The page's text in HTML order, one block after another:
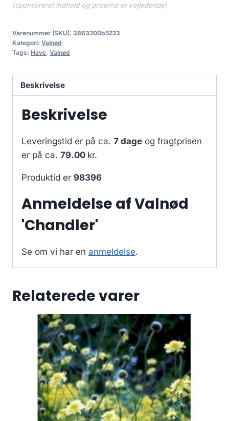
(sponsoreret indhold og priserne er vejledende)
Varenummer (SKU): 3863200b5223
Kategori: Valnød
Tags: Have, Valnød
Beskrivelse
Beskrivelse
Leveringstid er på ca. 7 dage og fragtprisen
er på ca. 79.00 kr.
Produktid er 98396
Anmeldelse af Valnød
'Chandler'
Se om vi har en anmeldelse.
Relaterede varer